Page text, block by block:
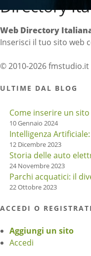
Directory
Web Directory
Inserisci il tuo sito web
© 2010-2026 fmstudio.it
ULTIME DAL BLOG
Come inserire un
10 Gennaio 2024
Intelligenza
12 Dicembre 2023
Storia delle auto
24 Novembre 2023
Parchi acquatici: il
22 Ottobre 2023
ACCEDI O REGISTRATI
Aggiungi un sito
Accedi